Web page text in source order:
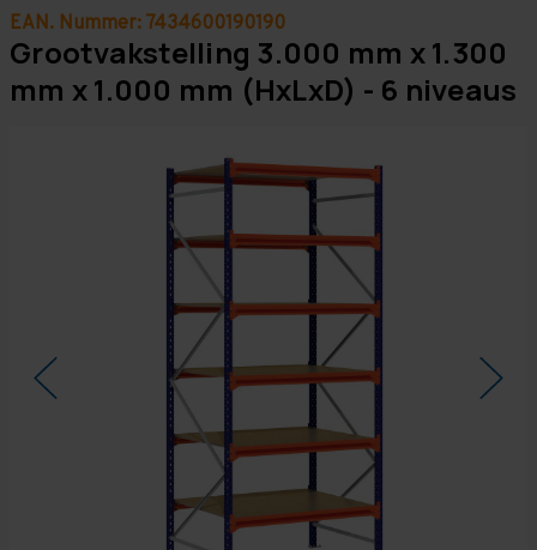
EAN. Nummer: 7434600190190
Grootvakstelling 3.000 mm x 1.300
mm x 1.000 mm (HxLxD) - 6 niveaus